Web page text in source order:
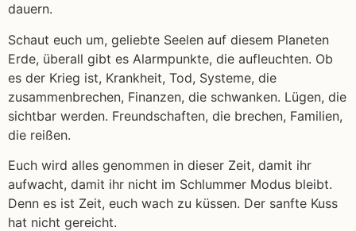
dauern.
Schaut euch um, geliebte Seelen auf diesem Planeten
Erde, überall gibt es Alarmpunkte, die aufleuchten. Ob
es der Krieg ist, Krankheit, Tod, Systeme, die
zusammenbrechen, Finanzen, die schwanken. Lügen, die
sichtbar werden. Freundschaften, die brechen, Familien,
die reißen.
Euch wird alles genommen in dieser Zeit, damit ihr
aufwacht, damit ihr nicht im Schlummer Modus bleibt.
Denn es ist Zeit, euch wach zu küssen. Der sanfte Kuss
hat nicht gereicht.